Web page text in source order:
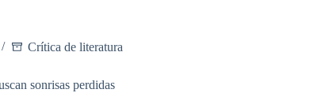
Crítica de literatura
sonrisas perdidas